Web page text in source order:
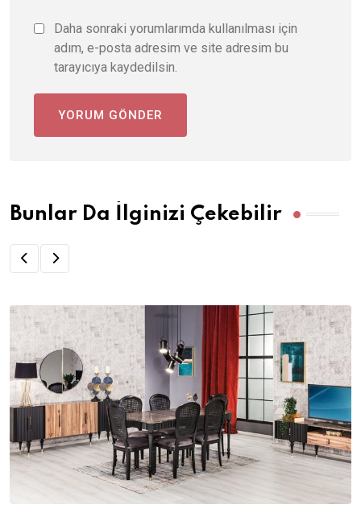
Daha sonraki yorumlarımda kullanılması için
adım, e-posta adresim ve site adresim bu
tarayıcıya kaydedilsin.
Bunlar Da İlginizi Çekebilir